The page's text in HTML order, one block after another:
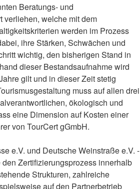
Beratungs- und
verliehen, welche mit dem
werden im Prozess
ihre Stärken, Schwächen und
wichtig, den bisherigen Stand in
dieser Bestandsaufnahme wird
gilt und in dieser Zeit stetig
muss auf allen drei
ökologisch und
eine Dimension auf Kosten einer
von TourCert gGmbH.
e.V. und Deutsche Weinstraße e.V. -
Zertifizierungsprozess innerhalb
Strukturen, zahlreiche
auf den Partnerbetrieb